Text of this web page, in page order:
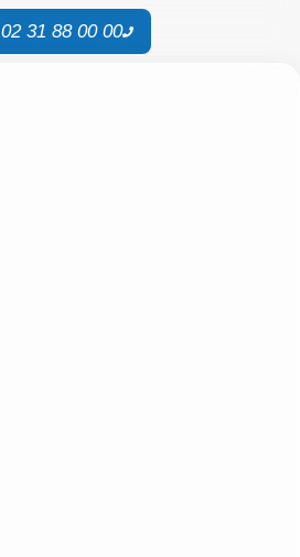
02 31 88 00 00